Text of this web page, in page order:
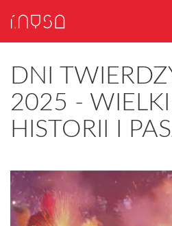
DNI
2025 -
HISTORII I